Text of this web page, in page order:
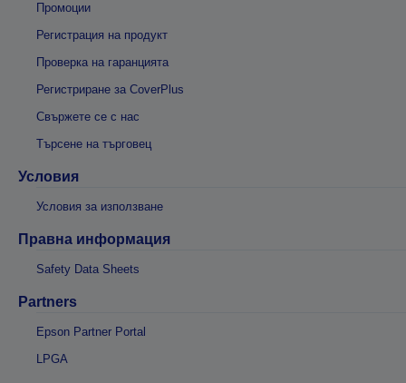
Промоции
Регистрация на продукт
Проверка на гаранцията
Регистриране за CoverPlus
Свържете се с нас
Търсене на търговец
Условия
Условия за използване
Правна информация
Safety Data Sheets
Partners
Epson Partner Portal
LPGA